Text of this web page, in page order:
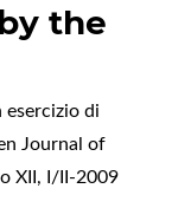
the
esercizio di
Journal of
XII, I/II-2009